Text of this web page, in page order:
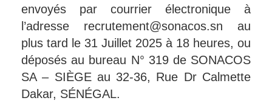
envoyés par courrier électronique à
l’adresse recrutement@sonacos.sn au
plus tard le 31 Juillet 2025 à 18 heures, ou
déposés au bureau N° 319 de SONACOS
SA – SIÈGE au 32-36, Rue Dr Calmette
Dakar, SÉNÉGAL.